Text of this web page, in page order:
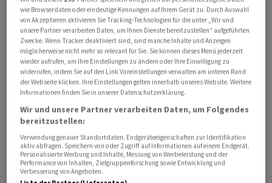
Gewinnerwartung für das Jahr 2019 bei, hiess es weiter.
Cembra hatte die Übernahme von Cashgate im Juli
dieses Jahres bekanntgegeben. Sie übernahm die
Aktien von der Aduno Holding. Der Kaufpreis für den
Anbieter von Privatkrediten, Fahrzeugleasing und
Mietkautionen betrug gemäss damaligen Angaben 277
Millionen Franken.
kw/uh
(AWP)
wie Browserdaten oder eindeutige Kennungen auf Ihrem Gerät zu. Durch Auswahl
von Akzeptieren aktivieren Sie Tracking-Technologien für die unter „Wir und
unsere Partner verarbeiten Daten, um Ihnen Dienste bereitzustellen“ aufgeführten
Zwecke. Wenn Tracker deaktiviert sind, sind manche Inhalte und Anzeigen
möglicherweise nicht mehr so relevant für Sie. Sie können dieses Menü jederzeit
wieder aufrufen, um Ihre Einstellungen zu ändern oder Ihre Einwilligung zu
widerrufen, indem Sie auf den Link Voreinstellungen verwalten am unteren Rand
der Webseite klicken. Ihre Einstellungen gelten innerhalb unseres Website. Weitere
Informationen finden Sie in unserer Datenschutzerklärung.
Wir und unsere Partner verarbeiten Daten, um Folgendes
bereitzustellen:
Verwendung genauer Standortdaten. Endgeräteeigenschaften zur Identifikation
aktiv abfragen. Speichern von oder Zugriff auf Informationen auf einem Endgerät.
Personalisierte Werbung und Inhalte, Messung von Werbeleistung und der
Performance von Inhalten, Zielgruppenforschung sowie Entwicklung und
Verbesserung von Angeboten.